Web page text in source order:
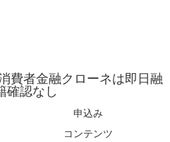
費者金融クローネは即日融
確認なし
申込み
コンテンツ